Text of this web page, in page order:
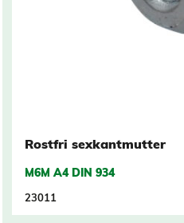
Rostfri sexkantmutter
M6M A4 DIN 934
23011